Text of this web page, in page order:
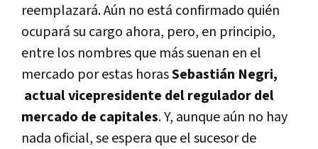
reemplazará. Aún no está confirmado quién
ocupará su cargo ahora, pero, en principio,
entre los nombres que más suenan en el
mercado por estas horasSebastián Negri,
actual vicepresidente del regulador del
mercado de capitales. Y, aunque aún no hay
nada oficial, se espera que el sucesor de